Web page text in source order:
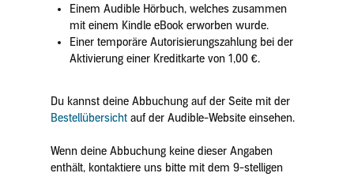
Einem Audible Hörbuch, welches zusammen
mit einem Kindle eBook erworben wurde.
Einer temporäre Autorisierungszahlung bei der
Aktivierung einer Kreditkarte von 1,00 €.
Du kannst deine Abbuchung auf der Seite mit der
Bestellübersichtauf der Audible-Website einsehen.
Wenn deine Abbuchung keine dieser Angaben
enthält, kontaktiere uns bitte mit dem 9-stelligen